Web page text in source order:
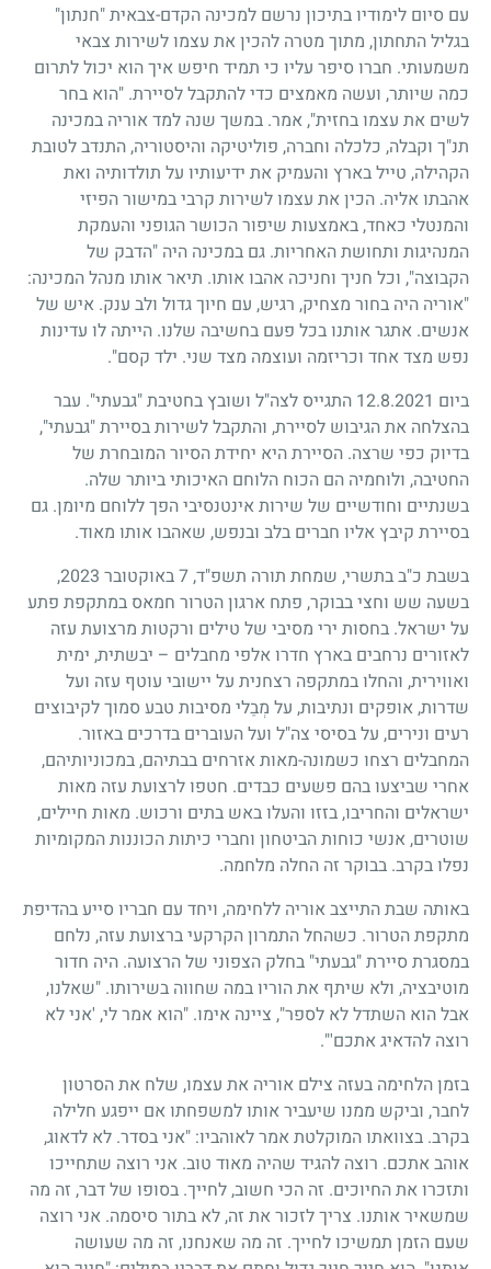
עם סיום לימודיו בתיכון נרשם למכינה הקדם-צבאית "חנתון"
בגליל התחתון, מתוך מטרה להכין את עצמו לשירות צבאי
משמעותי. חברו סיפר עליו כי תמיד חיפש איך הוא יכול לתרום
כמה שיותר, ועשה מאמצים כדי להתקבל לסיירת. "הוא בחר
לשים את עצמו בחזית", אמר. במשך שנה למד אוריה במכינה
תנ"ך וקבלה, כלכלה וחברה, פוליטיקה והיסטוריה, התנדב לטובת
הקהילה, טייל בארץ והעמיק את ידיעותיו על תולדותיה ואת
אהבתו אליה. הכין את עצמו לשירות קרבי במישור הפיזי
והמנטלי כאחד, באמצעות שיפור הכושר הגופני והעמקת
המנהיגות ותחושת האחריות. גם במכינה היה "הדבק של
הקבוצה", וכל חניך וחניכה אהבו אותו. תיאר אותו מנהל המכינה:
"אוריה היה בחור מצחיק, רגיש, עם חיוך גדול ולב ענק. איש של
אנשים. אתגר אותנו בכל פעם בחשיבה שלנו. הייתה לו עדינות
נפש מצד אחד וכריזמה ועוצמה מצד שני. ילד קסם".
ביום 12.8.2021 התגייס לצה"ל ושובץ בחטיבת "גבעתי". עבר
בהצלחה את הגיבוש לסיירת, והתקבל לשירות בסיירת "גבעתי",
בדיוק כפי שרצה. הסיירת היא יחידת הסיור המובחרת של
החטיבה, ולוחמיה הם הכוח הלוחם האיכותי ביותר שלה.
בשנתיים וחודשיים של שירות אינטנסיבי הפך ללוחם מיומן. גם
בסיירת קיבץ אליו חברים בלב ובנפש, שאהבו אותו מאוד.
בשבת כ"ב בתשרי, שמחת תורה תשפ"ד, 7 באוקטובר 2023,
בשעה שש וחצי בבוקר, פתח ארגון הטרור חמאס במתקפת פתע
על ישראל. בחסות ירי מסיבי של טילים ורקטות מרצועת עזה
לאזורים נרחבים בארץ חדרו אלפי מחבלים – יבשתית, ימית
ואווירית, והחלו במתקפה רצחנית על יישובי עוטף עזה ועל
שדרות, אופקים ונתיבות, על מְבַלי מסיבות טבע סמוך לקיבוצים
רעים ונירים, על בסיסי צה"ל ועל העוברים בדרכים באזור.
המחבלים רצחו כשמונה-מאות אזרחים בבתיהם, במכוניותיהם,
אחרי שביצעו בהם פשעים כבדים. חטפו לרצועת עזה מאות
ישראלים והחריבו, בזזו והעלו באש בתים ורכוש. מאות חיילים,
שוטרים, אנשי כוחות הביטחון וחברי כיתות הכוננות המקומיות
נפלו בקרב. בבוקר זה החלה מלחמה.
באותה שבת התייצב אוריה ללחימה, ויחד עם חבריו סייע בהדיפת
מתקפת הטרור. כשהחל התמרון הקרקעי ברצועת עזה, נלחם
במסגרת סיירת "גבעתי" בחלק הצפוני של הרצועה. היה חדור
מוטיבציה, ולא שיתף את הוריו במה שחווה בשירותו. "שאלנו,
אבל הוא השתדל לא לספר", ציינה אימו. "הוא אמר לי, 'אני לא
רוצה להדאיג אתכם'".
בזמן הלחימה בעזה צילם אוריה את עצמו, שלח את הסרטון
לחבר, וביקש ממנו שיעביר אותו למשפחתו אם ייפגע חלילה
בקרב. בצוואתו המוקלטת אמר לאוהביו: "אני בסדר. לא לדאוג,
אוהב אתכם. רוצה להגיד שהיה מאוד טוב. אני רוצה שתחייכו
ותזכרו את החיוכים. זה הכי חשוב, לחייך. בסופו של דבר, זה מה
שמשאיר אותנו. צריך לזכור את זה, לא בתור סיסמה. אני רוצה
שעם הזמן תמשיכו לחייך. זה מה שאנחנו, זה מה שעושה